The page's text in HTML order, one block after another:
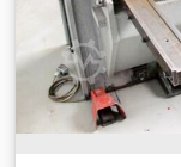
nožni prekidač -
uporabu (PDF)